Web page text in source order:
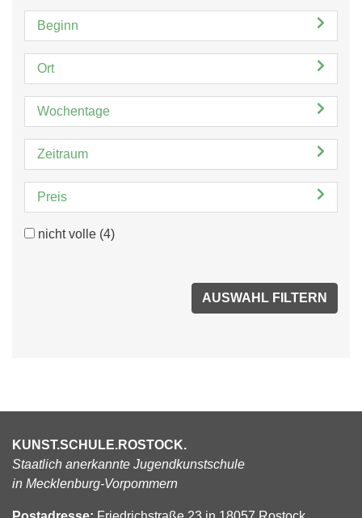
Beginn
Ort
Wochentage
Zeitraum
Preis
nicht volle (4)
KUNST.SCHULE.ROSTOCK.
Staatlich anerkannte Jugendkunstschule
in Mecklenburg-Vorpommern